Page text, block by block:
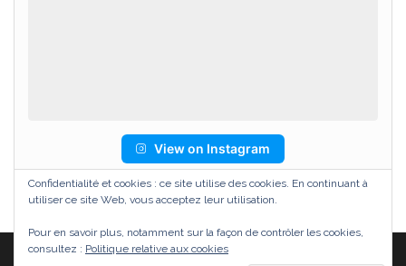
View on Instagram
WordPress |Thème :Head
Confidentialité et cookies : ce site utilise des cookies. En continuant à
utiliser ce site Web, vous acceptez leur utilisation.
Pour en savoir plus, notamment sur la façon de contrôler les cookies,
consultez : Politique relative aux cookies